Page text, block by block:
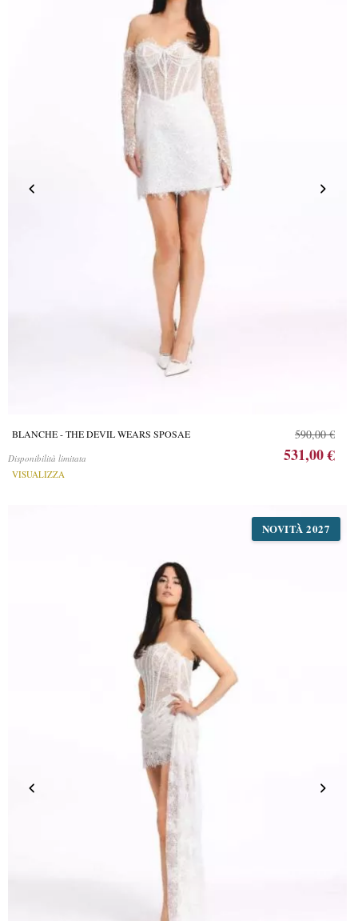
BLANCHE - THE DEVIL WEARS SPOSAE
Disponibilità limitata
VISUALIZZA
590,00 €
531,00 €
NOVITÀ 2027